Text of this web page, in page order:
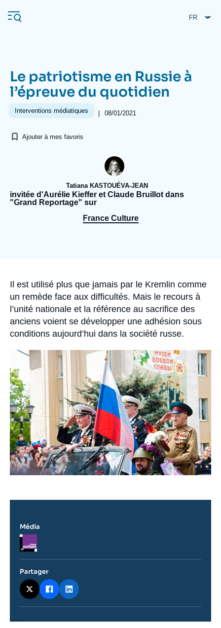
au
contenu
Navigation
principale
L'Ifri
Analyses
Se connecter
Recherches fréquentes
Proche-Orient
Le patriotisme en Russie à
l’épreuve du quotidien
Interventions médiatiques | 08/01/2021
Ajouter à mes favoris
Tatiana KASTOUÉVA-JEAN
invitée d'Aurélie Kieffer et Claude Bruillot dans
"Grand Reportage" sur
France Culture
Accroche
Il est utilisé plus que jamais par le Kremlin comme
un remède face aux difficultés. Mais le recours à
l’unité nationale et la référence au sacrifice des
anciens voient se développer une adhésion sous
conditions aujourd’hui dans la société russe.
Image
médiatique
Média
Logo
Partager